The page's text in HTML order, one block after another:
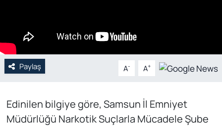
Paylaş A- A+
Edinilen bilgiye göre, Samsun İl Emniyet
Müdürlüğü Narkotik Suçlarla Mücadele Şube
Siyaset
Spor
Yerel